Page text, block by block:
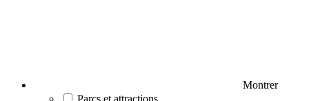
Montrer
Parcs et attractions